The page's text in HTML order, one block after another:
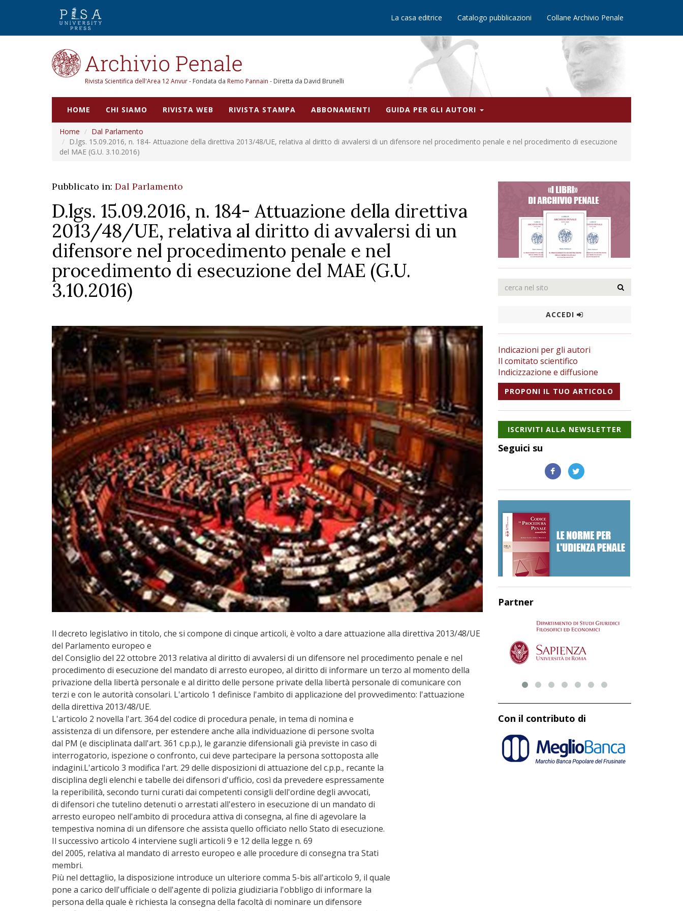
La casa editrice Catalogo pubblicazioni Collane Archivio Penale
Rivista Scientifica dell'Area 12 Anvur- Fondata da Remo Pannain - Diretta da David Brunelli
HOME CHI SIAMO RIVISTA WEB RIVISTA STAMPA ABBONAMENTI GUIDA PER GLI AUTORI
Home
Dal Parlamento
D.lgs. 15.09.2016, n. 184- Attuazione della direttiva 2013/48/UE, relativa al diritto di avvalersi di un difensore nel procedimento penale e nel procedimento di esecuzione
del MAE (G.U. 3.10.2016)
Pubblicato in: Dal Parlamento
D.lgs. 15.09.2016, n. 184- Attuazione della direttiva
2013/48/UE, relativa al diritto di avvalersi di un
difensore nel procedimento penale e nel
procedimento di esecuzione del MAE (G.U.
3.10.2016)
Il decreto legislativo in titolo, che si compone di cinque articoli, è volto a dare attuazione alla direttiva 2013/48/UE
del Parlamento europeo e
del Consiglio del 22 ottobre 2013 relativa al diritto di avvalersi di un difensore nel procedimento penale e nel
procedimento di esecuzione del mandato di arresto europeo, al diritto di informare un terzo al momento della
privazione della libertà personale e al diritto delle persone private della libertà personale di comunicare con
terzi e con le autorità consolari. L'articolo 1 definisce l'ambito di applicazione del provvedimento: l'attuazione
della direttiva 2013/48/UE.
L'articolo 2 novella l'art. 364 del codice di procedura penale, in tema di nomina e
assistenza di un difensore, per estendere anche alla individuazione di persone svolta
dal PM (e disciplinata dall'art. 361 c.p.p.), le garanzie difensionali già previste in caso di
interrogatorio, ispezione o confronto, cui deve partecipare la persona sottoposta alle
indagini.L'articolo 3 modifica l'art. 29 delle disposizioni di attuazione del c.p.p., recante la
disciplina degli elenchi e tabelle dei difensori d'ufficio, così da prevedere espressamente
la reperibilità, secondo turni curati dai competenti consigli dell'ordine degli avvocati,
di difensori che tutelino detenuti o arrestati all'estero in esecuzione di un mandato di
arresto europeo nell'ambito di procedura attiva di consegna, al fine di agevolare la
tempestiva nomina di un difensore che assista quello officiato nello Stato di esecuzione.
Il successivo articolo 4 interviene sugli articoli 9 e 12 della legge n. 69
del 2005, relativa al mandato di arresto europeo e alle procedure di consegna tra Stati
membri.
Più nel dettaglio, la disposizione introduce un ulteriore comma 5-bis all'articolo 9, il quale
pone a carico dell'ufficiale o dell'agente di polizia giudiziaria l'obbligo di informare la
persona della quale è richiesta la consegna della facoltà di nominare un difensore
ACCEDI
Indicazioni per gli autori
Il comitato scientifico
Indicizzazione e diffusione
PROPONI IL TUO ARTICOLO
ISCRIVITI ALLA NEWSLETTER
Seguici su
Partner
Con il contributo di